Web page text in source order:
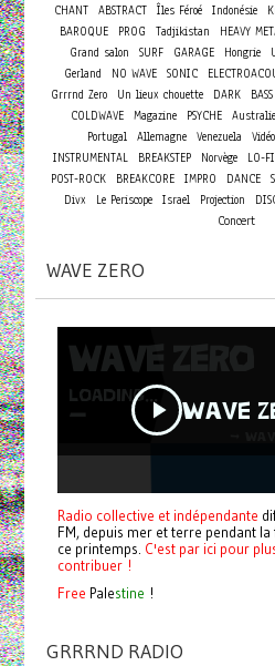
CHANT ABSTRACT Îles Féroé Indonésie
BAROQUE
PROG Tadjikistan HEAVY
Grand salon
SURF GARAGE Hongrie
Gerland
NO WAVE SONIC
Grrrnd Zero
Un lieux chouette DARK BASS
COLDWAVE Magazine PSYCHE Australie
Portugal Allemagne Venezuela Vidéo
INSTRUMENTAL
BREAKSTEP Norvège LO-FI
POST-ROCK
BREAKCORE IMPRO DANCE
Divx
Le Periscope Israel Projection
Concert
WAVE ZERO
Radio collective et indépendante
FM, depuis mer et terre pendant
ce printemps. C'est par ici pour
contribuer !
Free Palestine !
GRRRND RADIO